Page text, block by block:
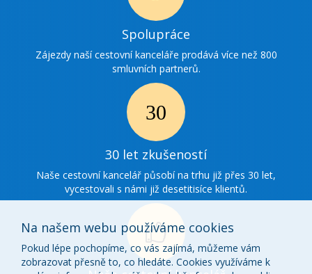
Ikonka
spolupráce
Spolupráce
Zájezdy naší cestovní kanceláře prodává více než 800
smluvních partnerů.
30 Ikonka
zkušenosti
30 let zkušeností
Naše cestovní kancelář působí na trhu již přes 30 let,
vycestovali s námi již desetitisíce klientů.
Na našem webu používáme cookies
Pokud lépe pochopíme, co vás zajímá, můžeme vám
zobrazovat přesně to, co hledáte. Cookies využíváme k